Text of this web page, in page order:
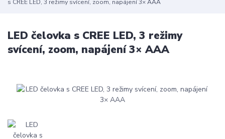
s CREE LED, 3 režimy svícení, zoom, napájení 3× AAA
LED čelovka s CREE LED, 3 režimy
svícení, zoom, napájení 3× AAA